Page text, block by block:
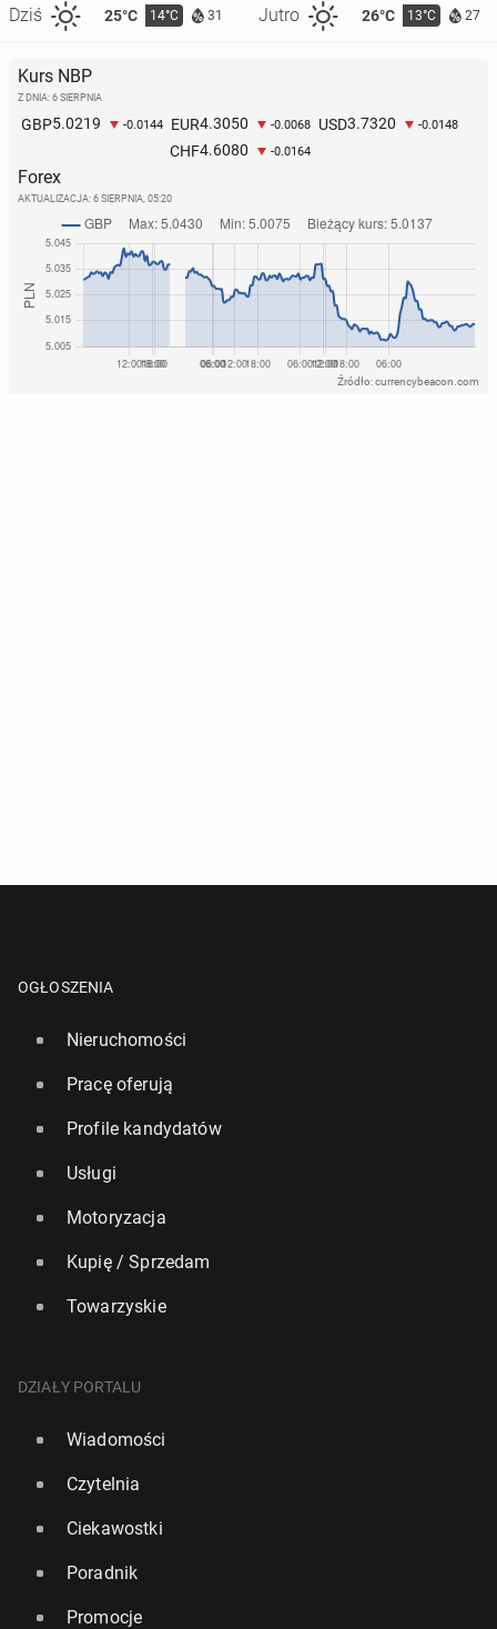
Dziś 25°C 14°C 31 Jutro 26°C 13°C 27
Kurs NBP
Z DNIA: 6 SIERPNIA
GBP5.0219 -0.0144 EUR4.3050 -0.0068 USD3.7320 -0.0148
CHF4.6080 -0.0164
Forex
AKTUALIZACJA: 6 SIERPNIA, 05:20
Źródło: currencybeacon.com
OGŁOSZENIA
Nieruchomości
Pracę oferują
Profile kandydatów
Usługi
Motoryzacja
Kupię / Sprzedam
Towarzyskie
DZIAŁY PORTALU
Wiadomości
Czytelnia
Ciekawostki
Poradnik
Promocje